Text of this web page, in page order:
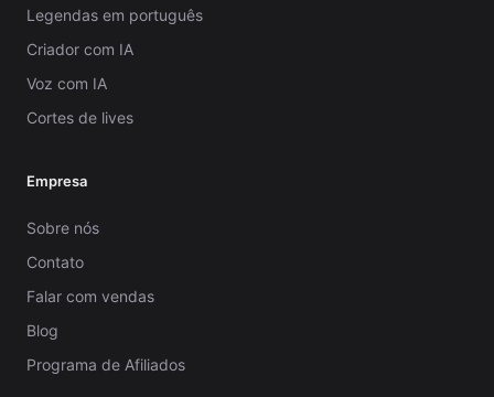
Legendas em português
Criador com IA
Voz com IA
Cortes de lives
Empresa
Sobre nós
Contato
Falar com vendas
Blog
Programa de Afiliados